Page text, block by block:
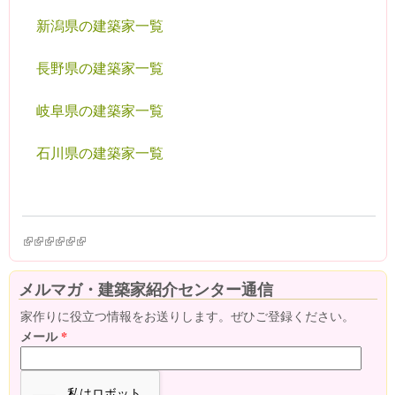
新潟県の建築家一覧
長野県の建築家一覧
岐阜県の建築家一覧
石川県の建築家一覧
(link is external)
(link is external)
(link is external)
(link is external)
(link is external)
(link is external)
メルマガ・建築家紹介センター通信
家作りに役立つ情報をお送りします。ぜひご登録ください。
メール*